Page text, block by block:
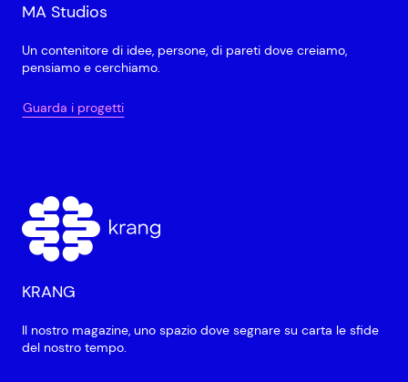
MA Studios
Un contenitore di idee, persone, di pareti dove creiamo,
pensiamo e cerchiamo.
Guarda i progetti
KRANG
Il nostro magazine, uno spazio dove segnare su carta le sfide
del nostro tempo.